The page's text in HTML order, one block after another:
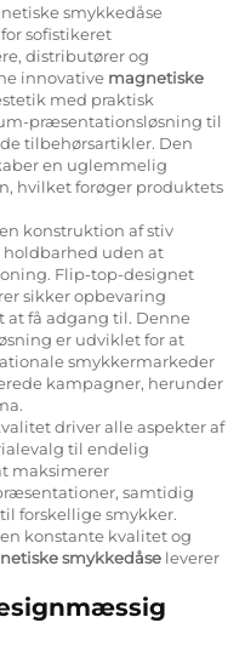
smykkedåse
sofistikeret
distributører og
innovative magnetiske
med praktisk
præsentationsløsning til
tilbehørsartikler. Den
en uglemmelig
hvilket forøger produktets
konstruktion af stiv
uden at
Flip-top-designet
sikker opbevaring
få adgang til. Denne
er udviklet for at
smykkermarkeder
kampagner, herunder
driver alle aspekter af
til endelig
maksimerer
samtidig
forskellige smykker.
konstante kvalitet og
smykkedåse leverer